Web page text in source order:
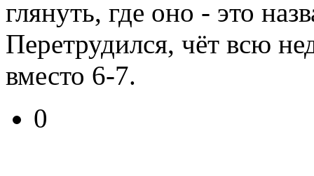
глянуть, где оно - это
Перетрудился, чёт всю
вместо 6-7.
0